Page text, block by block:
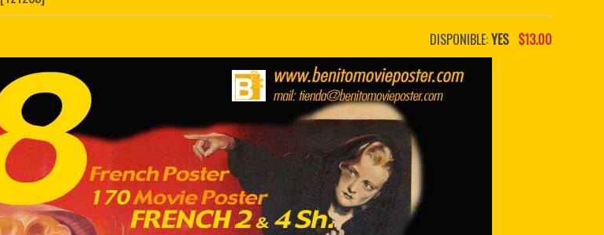
DISPONIBLE:YES $13.00